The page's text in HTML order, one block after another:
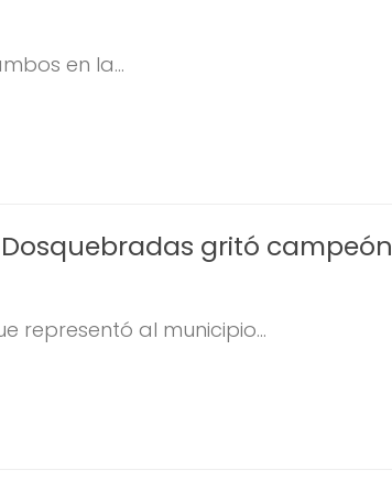
en la...
gritó campeón
representó al municipio...